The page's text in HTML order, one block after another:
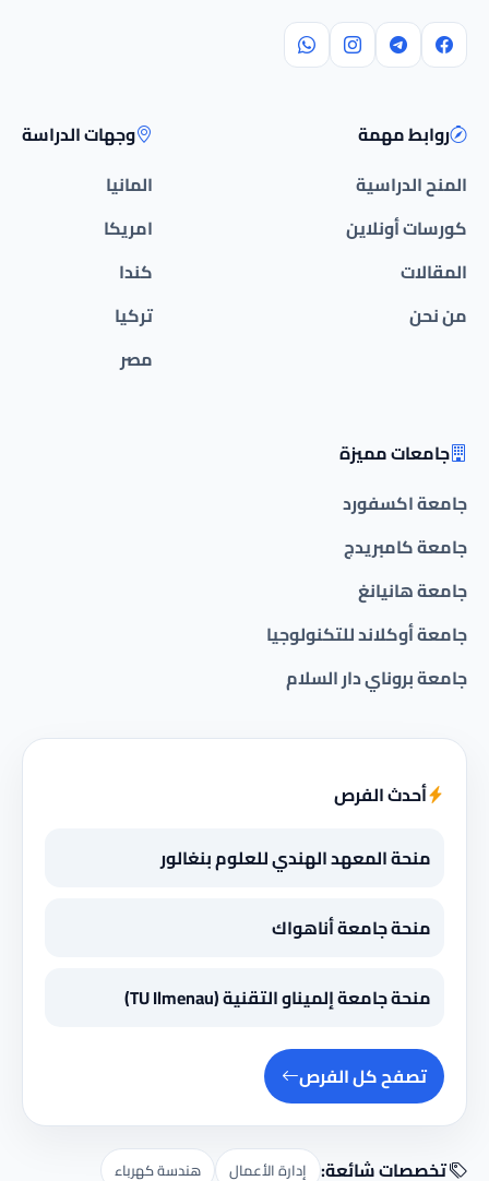
روابط مهمة
المنح الدراسية
كورسات أونلاين
المقالات
من نحن
وجهات الدراسة
المانيا
امريكا
كندا
تركيا
مصر
جامعات مميزة
جامعة اكسفورد
جامعة كامبريدج
جامعة هانيانغ
جامعة أوكلاند للتكنولوجيا
جامعة بروناي دار السلام
أحدث الفرص
منحة المعهد الهندي للعلوم بنغالور
منحة جامعة أناهواك
منحة جامعة إلميناو التقنية (TU Ilmenau)
تصفح كل الفرص
تخصصات شائعة: إدارة الأعمال هندسة كهرباء